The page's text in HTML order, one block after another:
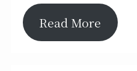
Read More